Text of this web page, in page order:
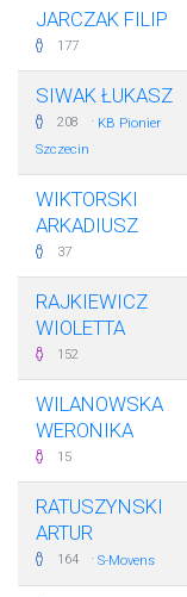
JARCZAK FILIP
177
SIWAK ŁUKASZ
208 · KB Pionier
Szczecin
WIKTORSKI
ARKADIUSZ
37
RAJKIEWICZ
WIOLETTA
152
WILANOWSKA
WERONIKA
15
RATUSZYNSKI
ARTUR
164 · S-Movens